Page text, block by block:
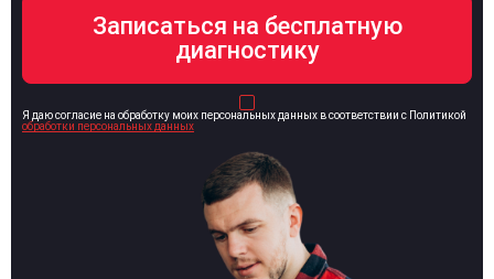
Я даю согласие на обработку моих персональных данных в соответствии с Политикой
обработки персональных данных